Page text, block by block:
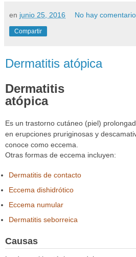
en junio 25, 2016 No hay
Compartir
Dermatitis atópica
Dermatitis
atópica
Es un trastorno cutáneo (piel)
en erupciones pruriginosas y
conoce como eccema.
Otras formas de eccema incluyen:
Dermatitis de contacto
Eccema dishidrótico
Eccema numular
Dermatitis seborreica
Causas